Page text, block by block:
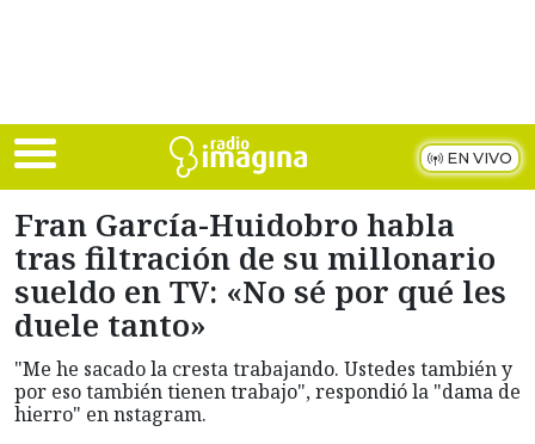
EN VIVO
Fran García-Huidobro habla
tras filtración de su millonario
sueldo en TV: «No sé por qué les
duele tanto»
"Me he sacado la cresta trabajando. Ustedes también y
por eso también tienen trabajo", respondió la "dama de
hierro" en nstagram.